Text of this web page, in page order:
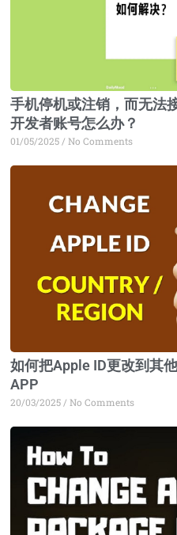
手机停机或注销，而无法
开发者账号怎么办？
01/05/2025 No Comments
如何把Apple ID更改到其
APP
20/03/2025 No Comments